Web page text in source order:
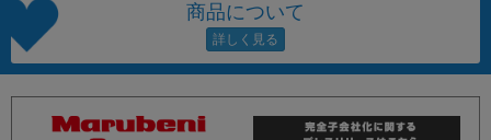
商品について